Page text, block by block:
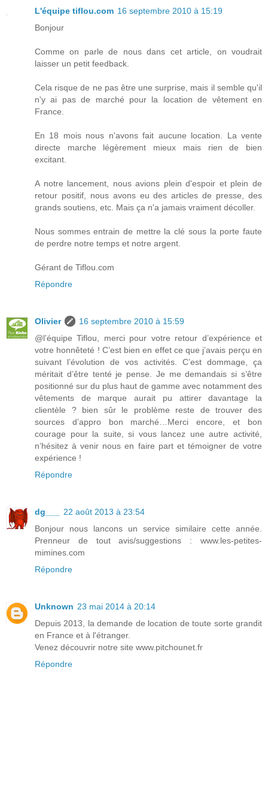
L'équipe tiflou.com 16 septembre 2010 à 15:19
Bonjour
Comme on parle de nous dans cet article, on voudrait
laisser un petit feedback.
Cela risque de ne pas être une surprise, mais il semble qu'il
n'y ai pas de marché pour la location de vêtement en
France.
En 18 mois nous n'avons fait aucune location. La vente
directe marche légèrement mieux mais rien de bien
excitant.
A notre lancement, nous avions plein d'espoir et plein de
retour positif, nous avons eu des articles de presse, des
grands soutiens, etc. Mais ça n'a jamais vraiment décoller.
Nous sommes entrain de mettre la clé sous la porte faute
de perdre notre temps et notre argent.
Gérant de Tiflou.com
Répondre
Olivier
16 septembre 2010 à 15:59
@l’équipe Tiflou, merci pour votre retour d’expérience et
votre honnêteté ! C’est bien en effet ce que j’avais perçu en
suivant l’évolution de vos activités. C’est dommage, ça
méritait d’être tenté je pense. Je me demandais si s’être
positionné sur du plus haut de gamme avec notamment des
vêtements de marque aurait pu attirer davantage la
clientèle ? bien sûr le problème reste de trouver des
sources d’appro bon marché…Merci encore, et bon
courage pour la suite, si vous lancez une autre activité,
n’hésitez à venir nous en faire part et témoigner de votre
expérience !
Répondre
dg___
22 août 2013 à 23:54
Bonjour nous lancons un service similaire cette année.
Prenneur de tout avis/suggestions : www.les-petites-
mimines.com
Répondre
Unknown 23 mai 2014 à 20:14
Depuis 2013, la demande de location de toute sorte grandit
en France et à l'étranger.
Venez découvrir notre site www.pitchounet.fr
Répondre